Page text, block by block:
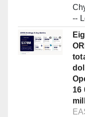
--
16